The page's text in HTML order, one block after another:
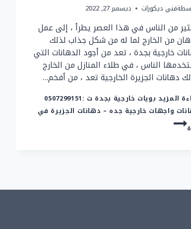
فني ديكورات ديسمبر 27, 2022
من الناس في هذا العصر يطرأ ، إلى عمل
من الخارج لما له من شكل جذاب لذلك
خارجية بجدة ، تعد من أجود الدهانات التي
الناس ، في طلاء المنازل من الخارج
دهانات الجزيرة الخارجية تعد ، من أفخم…
المزيد
بويات خارجية بجدة ت :0507299151
واجهات خارجية جده – دهانات الجزيرة في